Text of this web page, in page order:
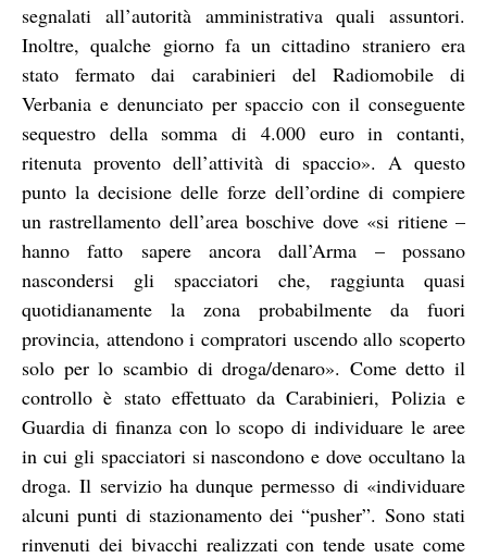
segnalati all’autorità amministrativa quali assuntori.
Inoltre, qualche giorno fa un cittadino straniero era
stato fermato dai carabinieri del Radiomobile di
Verbania e denunciato per spaccio con il conseguente
sequestro della somma di 4.000 euro in contanti,
ritenuta provento dell’attività di spaccio». A questo
punto la decisione delle forze dell’ordine di compiere
un rastrellamento dell’area boschive dove «si ritiene –
hanno fatto sapere ancora dall’Arma – possano
nascondersi gli spacciatori che, raggiunta quasi
quotidianamente la zona probabilmente da fuori
provincia, attendono i compratori uscendo allo scoperto
solo per lo scambio di droga/denaro». Come detto il
controllo è stato effettuato da Carabinieri, Polizia e
Guardia di finanza con lo scopo di individuare le aree
in cui gli spacciatori si nascondono e dove occultano la
droga. Il servizio ha dunque permesso di «individuare
alcuni punti di stazionamento dei “pusher”. Sono stati
rinvenuti dei bivacchi realizzati con tende usate come